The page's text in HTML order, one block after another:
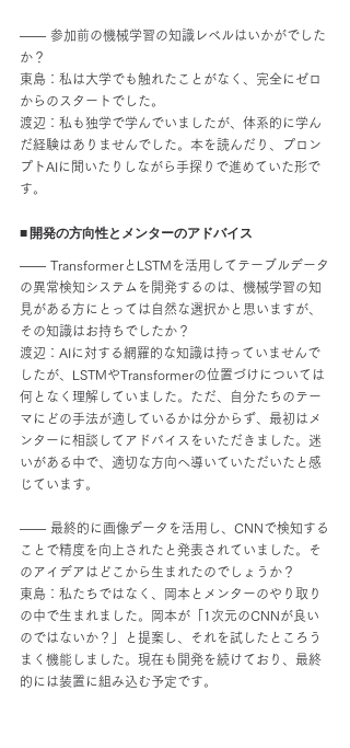
―― 参加前の機械学習の知識レベルはいかがでした
か？
東島：私は大学でも触れたことがなく、完全にゼロ
からのスタートでした。
渡辺：私も独学で学んでいましたが、体系的に学ん
だ経験はありませんでした。本を読んだり、プロン
プトAIに聞いたりしながら手探りで進めていた形で
す。
■ 開発の方向性とメンターのアドバイス
―― TransformerとLSTMを活用してテーブルデータ
の異常検知システムを開発するのは、機械学習の知
見がある方にとっては自然な選択かと思いますが、
その知識はお持ちでしたか？
渡辺：AIに対する網羅的な知識は持っていませんで
したが、LSTMやTransformerの位置づけについては
何となく理解していました。ただ、自分たちのテー
マにどの手法が適しているかは分からず、最初はメ
ンターに相談してアドバイスをいただきました。迷
いがある中で、適切な方向へ導いていただいたと感
じています。
―― 最終的に画像データを活用し、CNNで検知する
ことで精度を向上されたと発表されていました。そ
のアイデアはどこから生まれたのでしょうか？
東島：私たちではなく、岡本とメンターのやり取り
の中で生まれました。岡本が「1次元のCNNが良い
のではないか？」と提案し、それを試したところう
まく機能しました。現在も開発を続けており、最終
的には装置に組み込む予定です。